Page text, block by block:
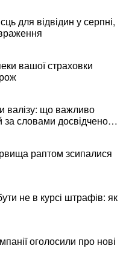
для відвідин у серпні,
вашої страховки
валізу: що важливо
за словами досвідченої
раптом зсипалися
не в курсі штрафів: як
оголосили про нові